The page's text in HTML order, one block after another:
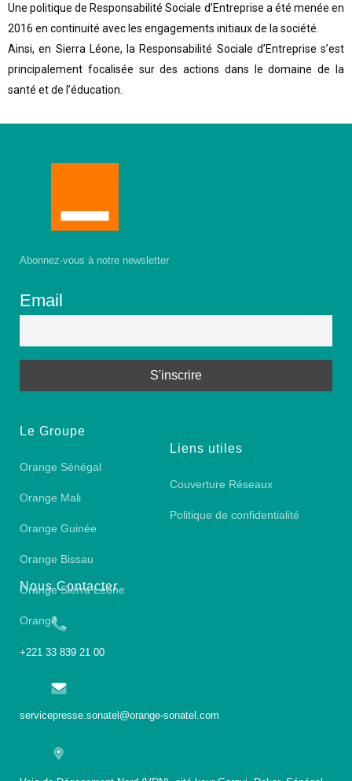
Une politique de Responsabilité Sociale d’Entreprise a été menée en
2016 en continuité avec les engagements initiaux de la société.
Ainsi, en Sierra Léone, la Responsabilité Sociale d’Entreprise s’est
principalement focalisée sur des actions dans le domaine de la
santé et de l’éducation.
Abonnez-vous à notre newsletter
Email
Le Groupe
Orange Sénégal
Orange Mali
Orange Guinée
Orange Bissau
Orange Sierra Leone
Orange
Liens utiles
Couverture Réseaux
Politique de confidentialité
Nous Contacter
+221 33 839 21 00
servicepresse.sonatel@orange-sonatel.com